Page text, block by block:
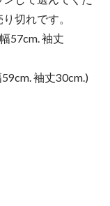
切れです。
57cm. 袖丈
袖丈30cm.)